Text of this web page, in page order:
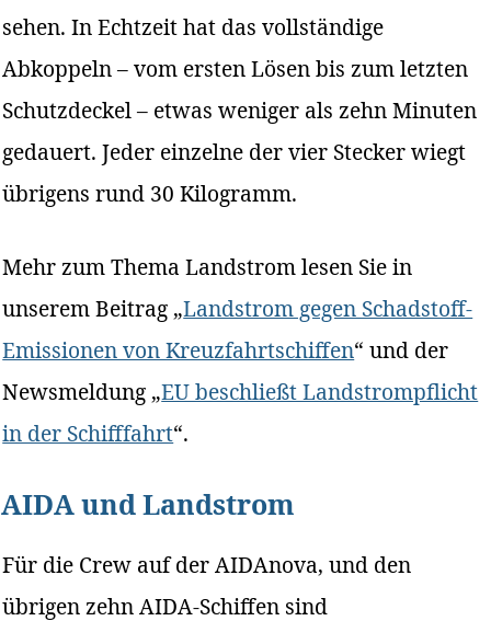
sehen. In Echtzeit hat das vollständige
Abkoppeln – vom ersten Lösen bis zum letzten
Schutzdeckel – etwas weniger als zehn Minuten
gedauert. Jeder einzelne der vier Stecker wiegt
übrigens rund 30 Kilogramm.
Mehr zum Thema Landstrom lesen Sie in
unserem Beitrag „Landstrom gegen Schadstoff-
Emissionen von Kreuzfahrtschiffen“ und der
Newsmeldung „EU beschließt Landstrompflicht
in der Schifffahrt“.
AIDA und Landstrom
Für die Crew auf der AIDAnova, und den
übrigen zehn AIDA-Schiffen sind